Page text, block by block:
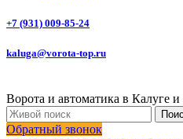
+7 (931) 009-85-24
kaluga@vorota-top.ru
Ворота и автоматика в Калуге
Обратный звонок